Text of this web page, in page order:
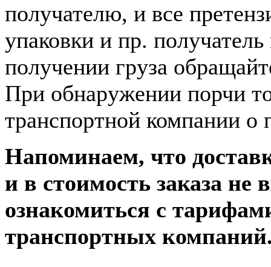
получателю, и все
упаковки и пр.
получении груза
При обнаружении порчи
транспортной компании о
Напоминаем, что
и в стоимость заказа не
ознакомиться с
транспортных